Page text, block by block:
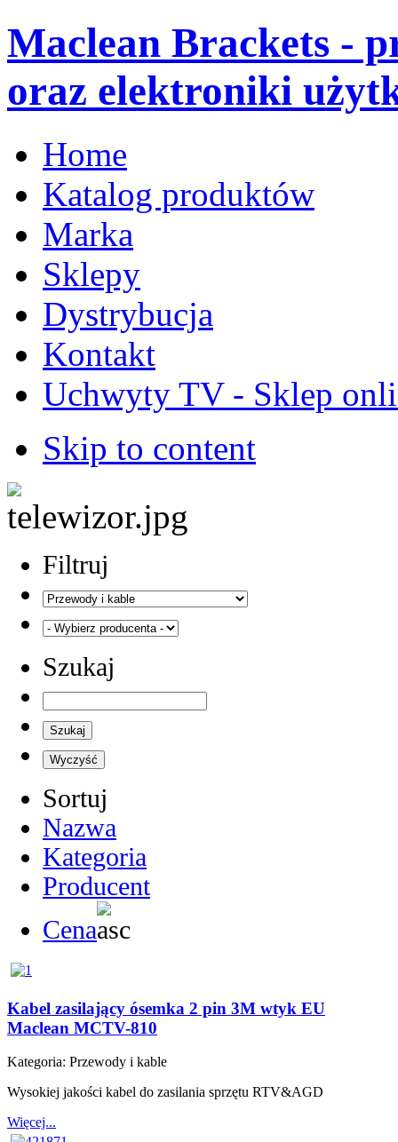
Maclean Brackets -
oraz elektroniki
Home
Katalog produktów
Marka
Sklepy
Dystrybucja
Kontakt
Uchwyty TV - Sklep
Skip to content
Filtruj
Szukaj
Sortuj
Nazwa
Kategoria
Producent
Cena
Kabel zasilający ósemka 2 pin 3M wtyk EU
Maclean MCTV-810
Kategoria: Przewody i kable
Wysokiej jakości kabel do zasilania sprzętu RTV&AGD
Więcej...